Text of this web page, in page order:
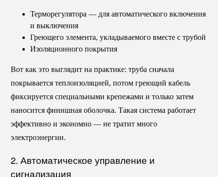
Терморегулятора — для автоматического включения
и выключения
Греющего элемента, укладываемого вместе с трубой
Изоляционного покрытия
Вот как это выглядит на практике: труба сначала
покрывается теплоизоляцией, потом греющий кабель
фиксируется специальными крепежами и только затем
наносится финишная оболочка. Такая система работает
эффективно и экономно — не тратит много
электроэнергии.
2. Автоматическое управление и
сигнализация